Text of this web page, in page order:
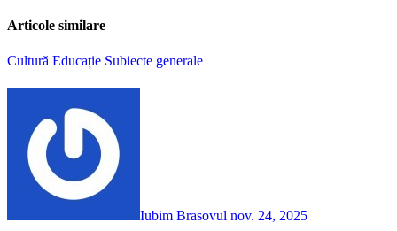
Articole similare
Cultură Educație Subiecte generale
Iubim Brasovul nov. 24, 2025